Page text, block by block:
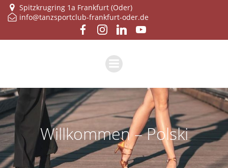
Zum
Inhalt
springen
Spitzkrugring 1a Frankfurt (Oder)
info@tanzsportclub-frankfurt-oder.de
Will­kom­men – Polski